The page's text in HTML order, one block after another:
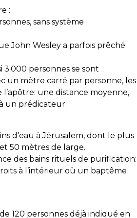
:
sans système
John Wesley a parfois prêché
personnes se sont
un mètre carré par personne, les
l’apôtre: une distance moyenne,
un prédicateur.
d’eau à Jérusalem, dont le plus
50 mètres de large.
des bains rituels de purification:
à l’intérieur où un baptême
120 personnes déjà indiqué en